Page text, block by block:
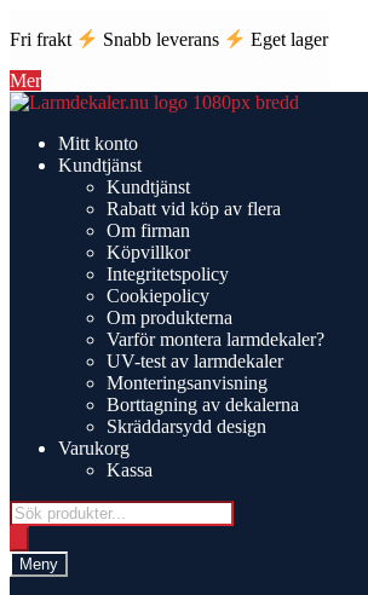
Fri frakt Snabb leverans
Eget lager
Mer
Hoppa
navigering
Hoppa
innehållMitt konto
Kundtjänst
Kundtjänst
Rabatt vid köp av flera
Om firman
Köpvillkor
Integritetspolicy
Cookiepolicy
Om produkterna
Varför montera larmdekaler?
UV-test av larmdekaler
Monteringsanvisning
Borttagning av dekalerna
Skräddarsydd design
Varukorg
Kassa
Products
search
Meny